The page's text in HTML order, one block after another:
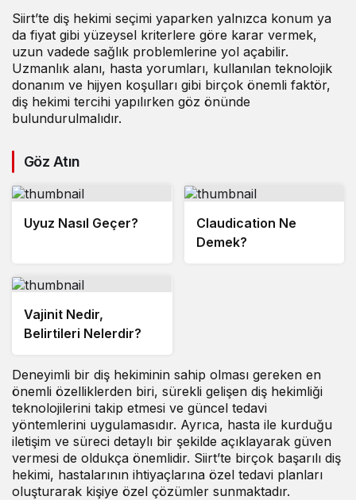
Siirt’te diş hekimi seçimi yaparken yalnızca konum ya
da fiyat gibi yüzeysel kriterlere göre karar vermek,
uzun vadede sağlık problemlerine yol açabilir.
Uzmanlık alanı, hasta yorumları, kullanılan teknolojik
donanım ve hijyen koşulları gibi birçok önemli faktör,
diş hekimi tercihi yapılırken göz önünde
bulundurulmalıdır.
Göz Atın
Uyuz Nasıl Geçer?
Claudication Ne
Demek?
Vajinit Nedir,
Belirtileri Nelerdir?
Deneyimli bir diş hekiminin sahip olması gereken en
önemli özelliklerden biri, sürekli gelişen diş hekimliği
teknolojilerini takip etmesi ve güncel tedavi
yöntemlerini uygulamasıdır. Ayrıca, hasta ile kurduğu
iletişim ve süreci detaylı bir şekilde açıklayarak güven
vermesi de oldukça önemlidir. Siirt’te birçok başarılı diş
hekimi, hastalarının ihtiyaçlarına özel tedavi planları
oluşturarak kişiye özel çözümler sunmaktadır.